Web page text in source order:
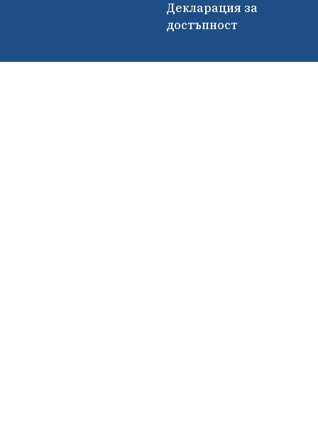
Декларация за
достъпност